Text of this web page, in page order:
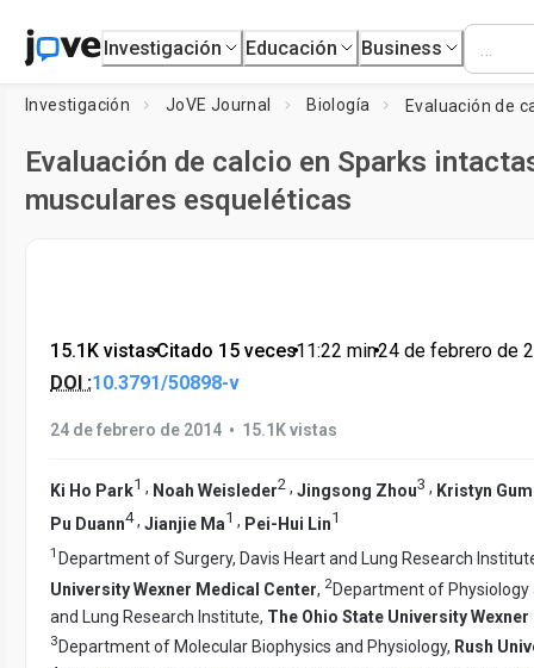
Investigación Educación Business
Investigación JoVE Journal Biología
Evaluación de calcio en Sparks
musculares esqueléticas
15.1K vistas•Citado 15 veces•11:22 min•24 de febrero de
DOI :10.3791/50898-v
24 de febrero de 2014 • 15.1K vistas
Ki Ho Park1 , Noah Weisleder2 , Jingsong Zhou3 , Kristyn
Pu Duann4, Jianjie Ma1 , Pei-Hui Lin1
1 Department of Surgery, Davis Heart and Lung Research
University Wexner Medical Center, 2Department of Physiology
and Lung Research Institute, The Ohio State University
3 Department of Molecular Biophysics and Physiology, Rush